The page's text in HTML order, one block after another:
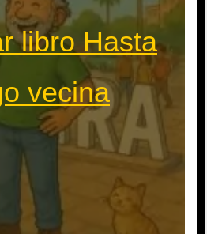
libro Hasta
vecina